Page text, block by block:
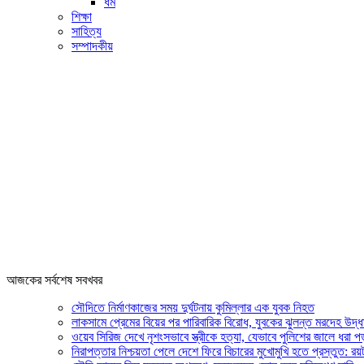
শিক্ষা
সাহিত্য
সম্পাদকীয়
আজকের সর্বশেষ সবখবর
সৌদিতে নির্মাণকাজের সময় দুর্ঘটনায় কুমিল্লার এক যুবক নিহত
লাকসামে প্রেমের বিয়ের পর পারিবারিক বিরোধ, যুবকের ঝুলন্ত মরদেহ
ওয়েব সিরিজ দেখে নৃশংসভাবে স্ত্রীকে হত্যা, যেভাবে পুলিশের জালে ধরা
নিরাপত্তার নিশ্চয়তা পেলে দেশে ফিরে বিচারের মুখোমুখি হতে প্রস্তুত: